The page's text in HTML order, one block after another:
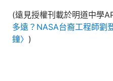
(遠見授權刊載於明道中學
多遠？NASA台裔工程師劉
鐘〉 )